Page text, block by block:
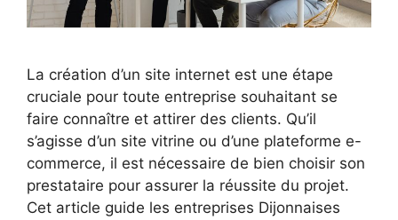
La création d’un site internet est une étape
cruciale pour toute entreprise souhaitant se
faire connaître et attirer des clients. Qu’il
s’agisse d’un site vitrine ou d’une plateforme e-
commerce, il est nécessaire de bien choisir son
prestataire pour assurer la réussite du projet.
Cet article guide les entreprises Dijonnaises